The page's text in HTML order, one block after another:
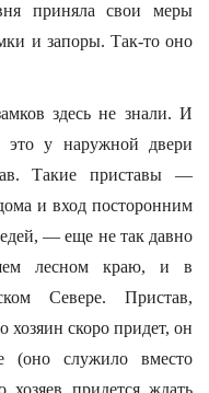
приняла свои меры
и запоры. Так-то оно
здесь не знали. И
это у наружной двери
Такие приставы —
и вход посторонним
— еще не так давно
лесном краю, и в
Севере. Пристав,
хозяин скоро придет, он
(оно служило вместо
хозяев придется ждать